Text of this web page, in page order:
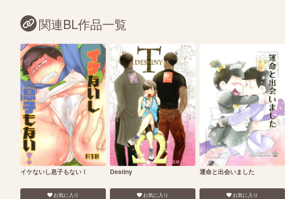
関連BL作品一覧
イケないし息子もない！
お気に入り
Destiny
お気に入り
運命と出会いました
お気に入り